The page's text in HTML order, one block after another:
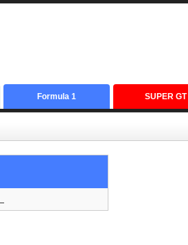
Formula 1 SUPER GT